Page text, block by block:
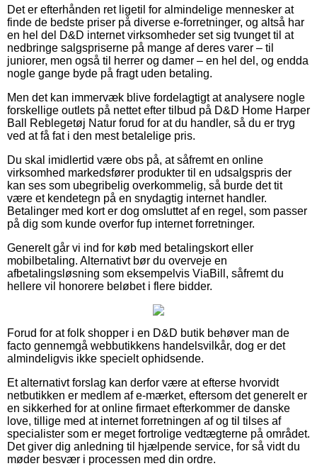
Det er efterhånden ret ligetil for almindelige mennesker at
finde de bedste priser på diverse e-forretninger, og altså har
en hel del D&D internet virksomheder set sig tvunget til at
nedbringe salgspriserne på mange af deres varer – til
juniorer, men også til herrer og damer – en hel del, og endda
nogle gange byde på fragt uden betaling.
Men det kan immervæk blive fordelagtigt at analysere nogle
forskellige outlets på nettet efter tilbud på D&D Home Harper
Ball Reblegetøj Natur forud for at du handler, så du er tryg
ved at få fat i den mest betalelige pris.
Du skal imidlertid være obs på, at såfremt en online
virksomhed markedsfører produkter til en udsalgspris der
kan ses som ubegribelig overkommelig, så burde det tit
være et kendetegn på en snydagtig internet handler.
Betalinger med kort er dog omsluttet af en regel, som passer
på dig som kunde overfor fup internet forretninger.
Generelt går vi ind for køb med betalingskort eller
mobilbetaling. Alternativt bør du overveje en
afbetalingsløsning som eksempelvis ViaBill, såfremt du
hellere vil honorere beløbet i flere bidder.
Forud for at folk shopper i en D&D butik behøver man de
facto gennemgå webbutikkens handelsvilkår, dog er det
almindeligvis ikke specielt ophidsende.
Et alternativt forslag kan derfor være at efterse hvorvidt
netbutikken er medlem af e-mærket, eftersom det generelt er
en sikkerhed for at online firmaet efterkommer de danske
love, tillige med at internet forretningen af og til tilses af
specialister som er meget fortrolige vedtægterne på området.
Det giver dig anledning til hjælpende service, for så vidt du
møder besvær i processen med din ordre.